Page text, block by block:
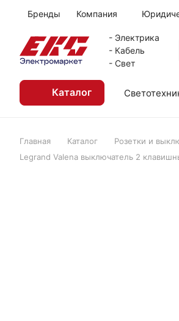
Бренды Компания
- Электрика
- Кабель
- Свет
Каталог
Главная Каталог Розетки и
Legrand Valena выключатель 2